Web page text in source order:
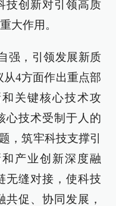
技创新对引领高质
大作用。
强，引领发展新质
从4方面作出重点部
关键核心技术攻
心技术受制于人的
，筑牢科技支撑引
产业创新深度融
无缝对接，使科技
促、协同发展，